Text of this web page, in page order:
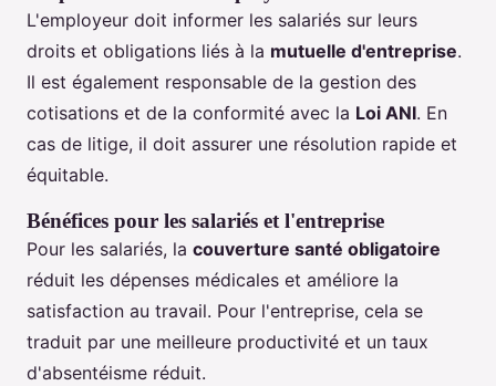
L'employeur doit informer les salariés sur leurs
droits et obligations liés à la mutuelle d'entreprise.
Il est également responsable de la gestion des
cotisations et de la conformité avec la Loi ANI. En
cas de litige, il doit assurer une résolution rapide et
équitable.
Bénéfices pour les salariés et l'entreprise
Pour les salariés, la couverture santé obligatoire
réduit les dépenses médicales et améliore la
satisfaction au travail. Pour l'entreprise, cela se
traduit par une meilleure productivité et un taux
d'absentéisme réduit.